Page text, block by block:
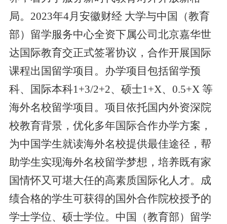
局。2023年4月安徽财经 大学与中国（教育
部）留学服务中心全资下属公司北京嘉华世
达国际教育交正式签署协议，合作开展国际
课程出国留学项目。办学项目包括留学预
科、国际本科1+3/2+2、硕士1+X、0.5+X 等
海外名校留学项目。项目依托国内外资深院
校教育背景，优化多年国际合作办学方案，
为中国学生就读海外名校提供最佳途径，帮
助学生实现海外名校留学梦想，培养既有家
国情怀又可堪大任的高素质国际化人才。成
绩合格的学生可获得的国外合作院校授予的
学士学位、硕士学位。中国（教育部）留学